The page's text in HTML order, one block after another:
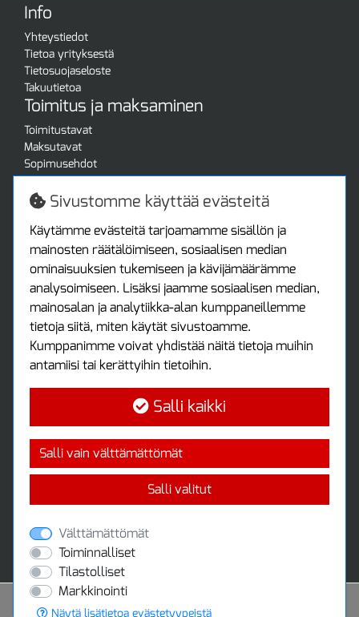
Info
Yhteystiedot
Tietoa yrityksestä
Tietosuojaseloste
Takuutietoa
Toimitus ja maksaminen
Toimitustavat
Maksutavat
Sopimusehdot
Turvallista ostamista
Jälleenmyyjille
Tax free / verovapaa myynti
Asiakastilini
Asiakastili
Luo tili
Kirjaudu sisään
Ota yhteyttä
Protools Oy
Tuottajankatu 13
Uutiskirje
Tilaa maksuton uutiskirjeemme
Sivustomme käyttää evästeitä
Käytämme evästeitä tarjoamamme sisällön ja
mainosten räätälöimiseen, sosiaalisen median
ominaisuuksien tukemiseen ja kävijämäärämme
analysoimiseen. Lisäksi jaamme sosiaalisen median,
mainosalan ja analytiikka-alan kumppaneillemme
tietoja siitä, miten käytät sivustoamme.
Kumppanimme voivat yhdistää näitä tietoja muihin
antamiisi tai kerättyihin tietoihin.
Salli kaikki
Salli vain välttämättömät
Salli valitut
Välttämättömät
Toiminnalliset
Tilastolliset
Markkinointi
Näytä lisätietoa evästetyypeistä